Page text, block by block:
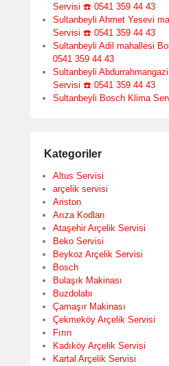
Servisi ☎️ 0541 359 44 43
Sultanbeyli Ahmet Yesevi
Servisi ☎️ 0541 359 44 43
Sultanbeyli Adil mahallesi
0541 359 44 43
Sultanbeyli
Servisi ☎️ 0541 359 44 43
Sultanbeyli Bosch Klima
Kategoriler
Altus Servisi
arçelik servisi
Ariston
Arıza Kodları
Ataşehir Arçelik Servisi
Beko Servisi
Beykoz Arçelik Servisi
Bosch
Bulaşık Makinası
Buzdolabı
Çamaşır Makinası
Çekmeköy Arçelik Servisi
Fırın
Kadıköy Arçelik Servisi
Kartal Arçelik Servisi